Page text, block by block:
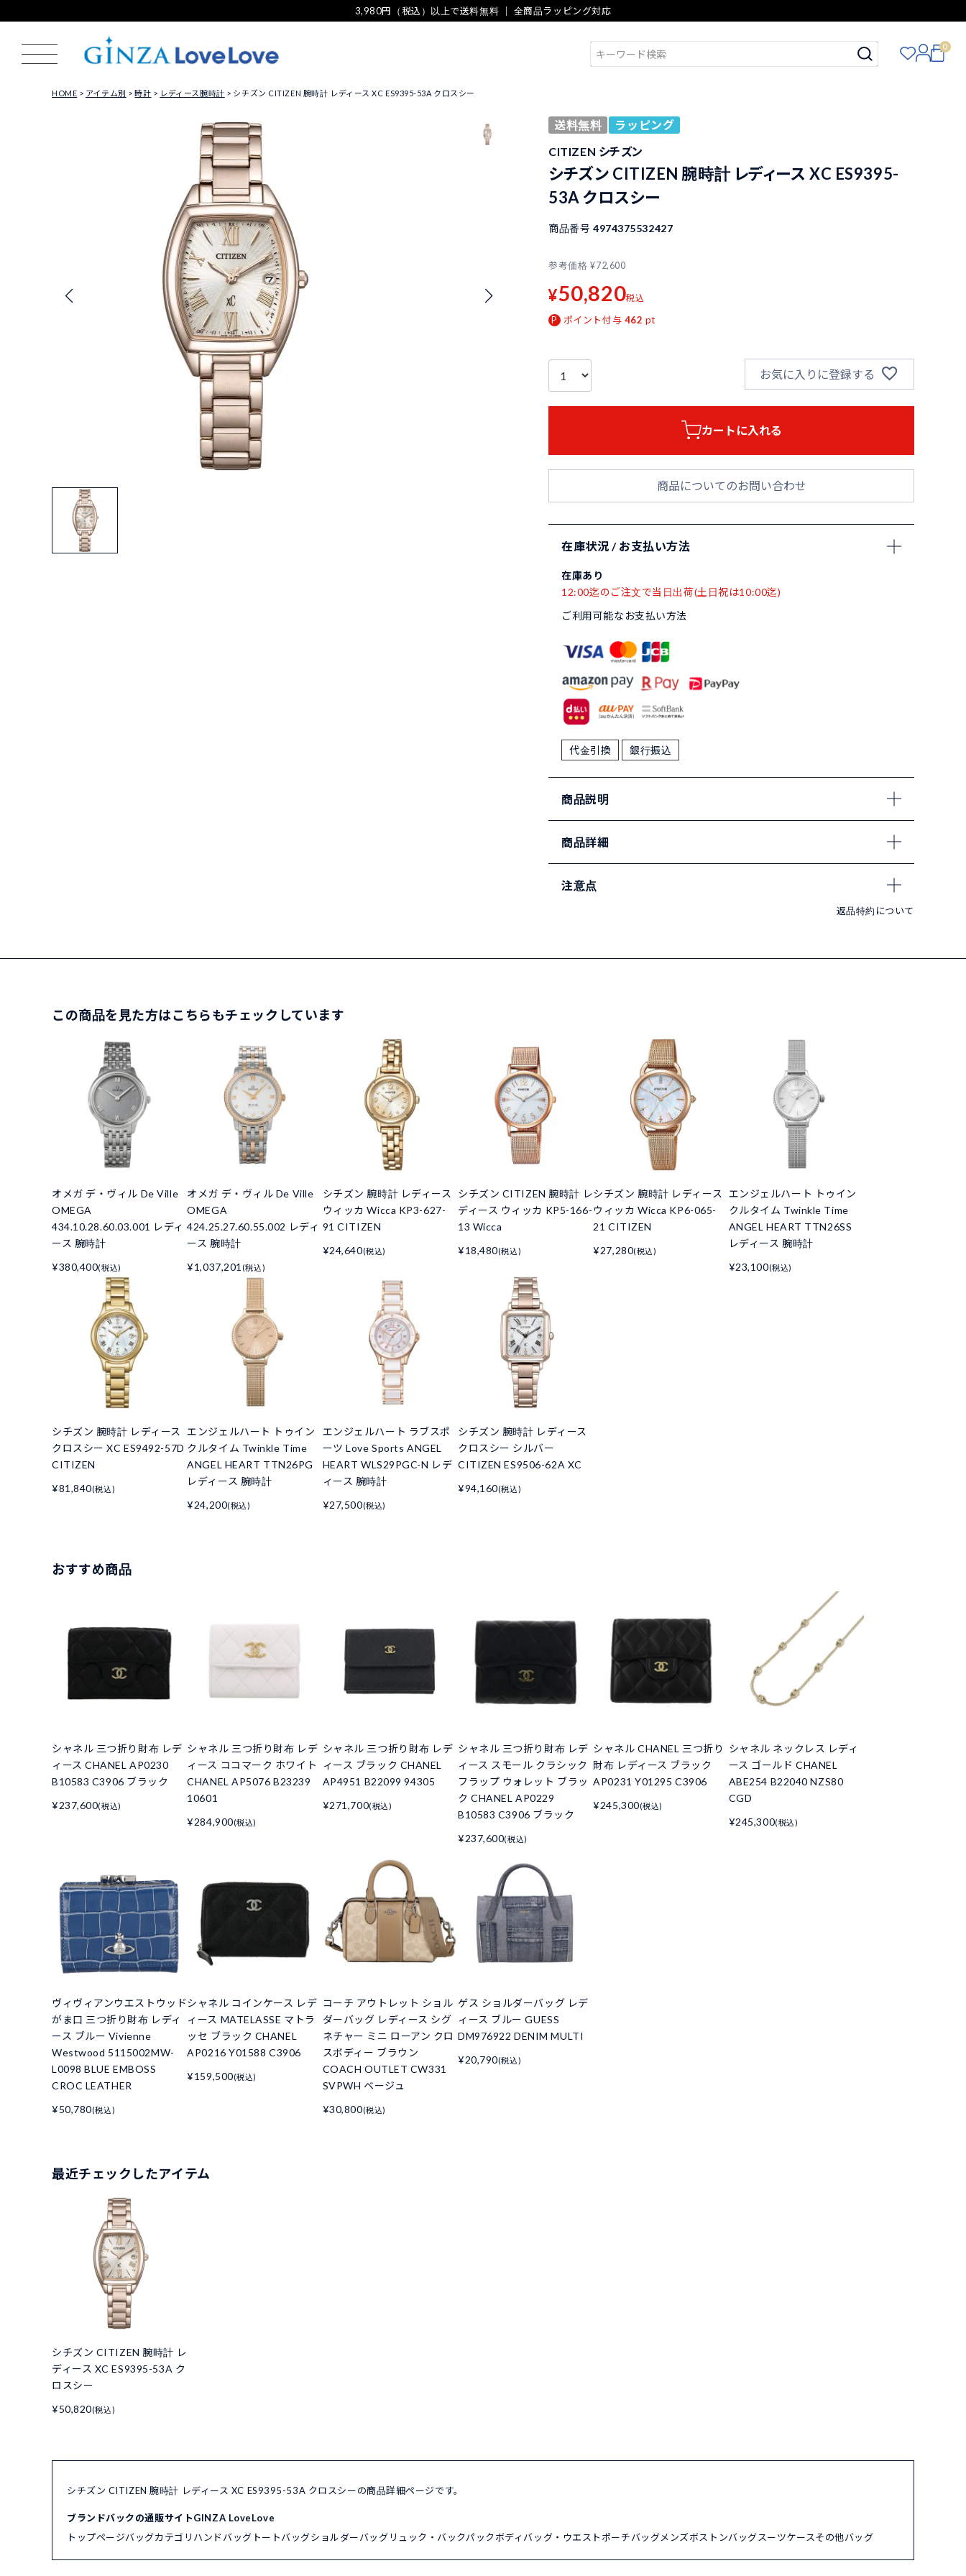
3,980円（税込）以上で送料無料 ｜ 全商品ラッピング対応
0
HOME アイテム別 時計 レディース腕時計 シチズン CITIZEN 腕時計 レディース XC ES9395-53A クロスシー
送料無料
ラッピング
CITIZEN シチズン
シチズン CITIZEN 腕時計 レディース XC ES9395-
53A クロスシー
商品番号 4974375532427
参考価格 ¥72,600
¥50,820税込
ポイント付与 462 pt
お気に入りに登録する
カートに入れる
商品についてのお問い合わせ
在庫状況 / お支払い方法
在庫あり
12:00迄のご注文で当日出荷(土日祝は10:00迄)
ご利用可能なお支払い方法
代金引換 銀行振込
商品説明
商品詳細
注意点
返品特約について
この商品を見た方はこちらもチェックしています
オメガ デ・ヴィル De Ville
OMEGA
434.10.28.60.03.001 レディ
ース 腕時計
¥380,400(税込)
オメガ デ・ヴィル De Ville
OMEGA
424.25.27.60.55.002 レディ
ース 腕時計
¥1,037,201 (税込)
シチズン 腕時計 レディース
ウィッカ Wicca KP3-627-
91 CITIZEN
¥24,640(税込)
シチズン CITIZEN 腕時計 レ
ディース ウィッカ KP5-166-
13 Wicca
¥18,480(税込)
シチズン 腕時計 レディース
ウィッカ Wicca KP6-065-
21 CITIZEN
¥27,280(税込)
エンジェルハート トゥイン
クルタイム Twinkle Time
ANGEL HEART TTN26SS
レディース 腕時計
¥23,100(税込)
シチズン 腕時計 レディース
クロスシー XC ES9492-57D
CITIZEN
¥81,840(税込)
エンジェルハート トゥイン
クルタイム Twinkle Time
ANGEL HEART TTN26PG
レディース 腕時計
¥24,200(税込)
エンジェルハート ラブスポ
ーツ Love Sports ANGEL
HEART WLS29PGC-N レデ
ィース 腕時計
¥27,500(税込)
シチズン 腕時計 レディース
クロスシー シルバー
CITIZEN ES9506-62A XC
¥94,160(税込)
おすすめ商品
シャネル 三つ折り財布 レデ
ィース CHANEL AP0230
B10583 C3906 ブラック
¥237,600(税込)
シャネル 三つ折り財布 レデ
ィース ココマーク ホワイト
CHANEL AP5076 B23239
10601
¥284,900(税込)
シャネル 三つ折り財布 レデ
ィース ブラック CHANEL
AP4951 B22099 94305
¥271,700(税込)
シャネル 三つ折り財布 レデ
ィース スモール クラシック
フラップ ウォレット ブラッ
ク CHANEL AP0229
B10583 C3906 ブラック
¥237,600(税込)
シャネル CHANEL 三つ折り
財布 レディース ブラック
AP0231 Y01295 C3906
¥245,300(税込)
シャネル ネックレス レディ
ース ゴールド CHANEL
ABE254 B22040 NZS80
CGD
¥245,300(税込)
ヴィヴィアンウエストウッド
がま口 三つ折り財布 レディ
ース ブルー Vivienne
Westwood 5115002MW-
L0098 BLUE EMBOSS
CROC LEATHER
¥50,780(税込)
シャネル コインケース レデ
ィース MATELASSE マトラ
ッセ ブラック CHANEL
AP0216 Y01588 C3906
¥159,500(税込)
コーチ アウトレット ショル
ダーバッグ レディース シグ
ネチャー ミニ ローアン クロ
スボディー ブラウン
COACH OUTLET CW331
SVPWH ベージュ
¥30,800(税込)
ゲス ショルダーバッグ レデ
ィース ブルー GUESS
DM976922 DENIM MULTI
¥20,790(税込)
最近チェックしたアイテム
シチズン CITIZEN 腕時計 レ
ディース XC ES9395-53A ク
ロスシー
¥50,820(税込)
シチズン CITIZEN 腕時計 レディース XC ES9395-53A クロスシーの商品詳細ページです。
ブランドバックの通販サイトGINZA LoveLove
トップページバッグカテゴリ ハンドバッグ トートバッグショルダーバッグリュック・バックパックボディバッグ・ウエストポーチバッグメンズボストンバッグスーツケースその他バッグ